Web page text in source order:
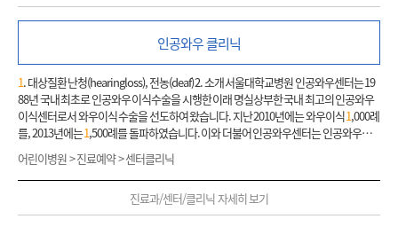
병으로 진단 받았으며 조혈모세포이식의 적응증에 해당하는 25세 이하의 소아청소년
에게 SNUH-CD19-CAR-T를 투여합니다. 림프종 재발/불응성 호치킨 림프종 12세 이상,
18세 미만 암세포의 표면에서 발현하는 Programmed death protein (PD-L1)을 저해
하는 단일 클론 항체인 면역 관문 억제제를 항암제로 이용한 임상시험을 수행합니다. 재
발/불응성 B세포 림프종 진단시1세이상, 18세 미만 B세포 항원 CD20/ T세포 항원 CD3
에 대한 이중특이적 항체를 항암제로 이용하여 임상시험을 수행합니다. 재발/불응성 B
세포 림프종 6개월 이상, 18세 미만 B세포 항원 CD20/ T세포 항원 CD3에 대한 이중특이
적 항체를 항암제로 이용하여 임상시험을 수행합니다. 고형암 흑색종 12세 이상, 18세
미만 암세포의 표면에서 발현하는 Programmed death protein (PD-L
일 클론 항체인 면역 관문 억제제를 항암제로 이용한 임상시험을 수행합니다. 현미 부수
에 급속히 이루어지기 때문에1-2개월 진단이 지연되면 수술방법과 결과에 유의한 차이
를 가져올 수 있습니다. 또한 환자의 나이, 두개골 조기유합증의 심한 정도에 따라 수술
시기와 방법에 큰 차이가 있습니다. 이를 위해 신경외과와 성형외과 전문 교수님의 논의
와 협진이 중요합니다. 서울대학교 어린이병원에서는 두개안면센터 협진진료를 통해
서 원스탑 진료를 시행하고 있습니다. 협진외래에서는 신경외과, 성형외과, 안과 전문
교수님들이 모여서 한 명의 환자에 대해 검진 및 상담을 시행하고 치료 계획과 수술일정
등을 결정하게 됩니다. 이를 통하여 환자에게 최적의 치료법을 제시할 수 있으며, 여러
과를 전전하다가 적절한 치료 시기를 놓치게 되는 문제를 최소화할 수 있습니다.
인공와우 클리닉
1. 대상질환 난청(hearingloss), 전농(deaf) 2. 소개 서울대학교병원 인공와우센터는 19
88년 국내 최초로 인공와우 이식수술을 시행한 이래 명실상부한 국내 최고의 인공와우
이식센터로서 와우이식 수술을 선도하여 왔습니다. 지난 2010년에는 와우이식1,000례
를, 2013년에는1,500례를 돌파하였습니다. 이와 더불어 인공와우센터는 인공와우의
근간이 되는 기초적인 기술에서부터 임상적용까지 활발한 연구를 시행하고 있으며, 그
결과를 통해 세계적으로 권위 있는 다양한 연구기관 및 병원과 협력하고 있습니다. 또 인
공와우 심포지움을 매년 개최하여 국내 인공와우 관련 학술 교류에 기여하고 있습니다.
와우이식은 수술 후 지속적이고 적절한 재활 훈련이 성공적인 수술에 못지 않게 중요합
니다. 이에 인공와우센터는 의사, 청각사, 언어치료사, 인공와우 코디네이터 등이 유기
어린이병원 > 진료예약 > 센터클리닉
진료과/센터/클리닉 자세히 보기